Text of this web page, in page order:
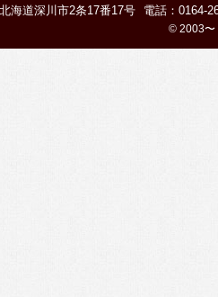
海道深川市2条17番17号 電話：0164-
© 2003〜